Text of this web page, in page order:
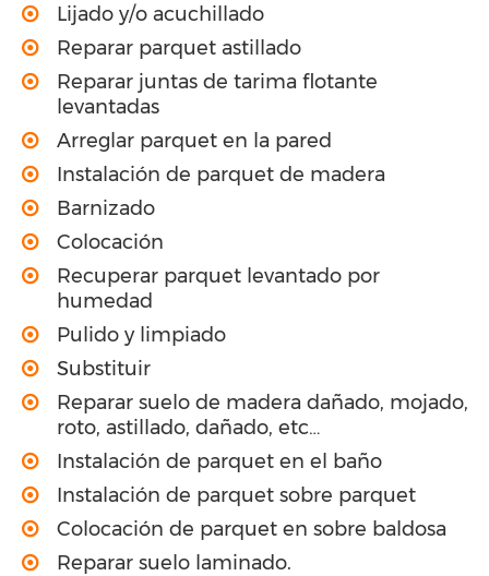
Lijado y/o acuchillado
Reparar parquet astillado
Reparar juntas de tarima flotante
levantadas
Arreglar parquet en la pared
Instalación de parquet de madera
Barnizado
Colocación
Recuperar parquet levantado por
humedad
Pulido y limpiado
Substituir
Reparar suelo de madera dañado, mojado,
roto, astillado, dañado, etc…
Instalación de parquet en el baño
Instalación de parquet sobre parquet
Colocación de parquet en sobre baldosa
Reparar suelo laminado.